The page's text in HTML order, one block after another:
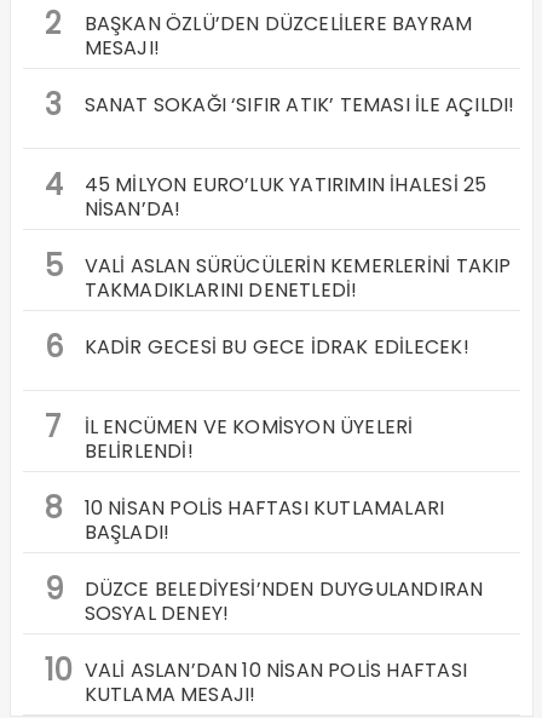
2
BAŞKAN ÖZLÜ’DEN DÜZCELİLERE BAYRAM
MESAJI!
3 SANAT SOKAĞI ‘SIFIR ATIK’ TEMASI İLE AÇILDI!
4
45 MİLYON EURO’LUK YATIRIMIN İHALESİ 25
NİSAN’DA!
5
VALİ ASLAN SÜRÜCÜLERİN KEMERLERİNİ TAKIP
TAKMADIKLARINI DENETLEDİ!
6 KADİR GECESİ BU GECE İDRAK EDİLECEK!
7
İL ENCÜMEN VE KOMİSYON ÜYELERİ
BELİRLENDİ!
8
10 NİSAN POLİS HAFTASI KUTLAMALARI
BAŞLADI!
9
DÜZCE BELEDİYESİ’NDEN DUYGULANDIRAN
SOSYAL DENEY!
10 VALİ ASLAN’DAN 10 NİSAN POLİS HAFTASI
KUTLAMA MESAJI!